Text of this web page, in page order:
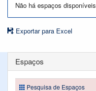
Não há espaços disponíveis
Exportar para Excel
Espaços
Pesquisa de Espaços